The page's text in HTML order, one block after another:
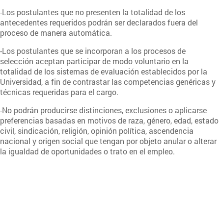
-Los postulantes que no presenten la totalidad de los
antecedentes requeridos podrán ser declarados fuera del
proceso de manera automática.
-Los postulantes que se incorporan a los procesos de
selección aceptan participar de modo voluntario en la
totalidad de los sistemas de evaluación establecidos por la
Universidad, a fin de contrastar las competencias genéricas y
técnicas requeridas para el cargo.
-No podrán producirse distinciones, exclusiones o aplicarse
preferencias basadas en motivos de raza, género, edad, estado
civil, sindicación, religión, opinión política, ascendencia
nacional y origen social que tengan por objeto anular o alterar
la igualdad de oportunidades o trato en el empleo.